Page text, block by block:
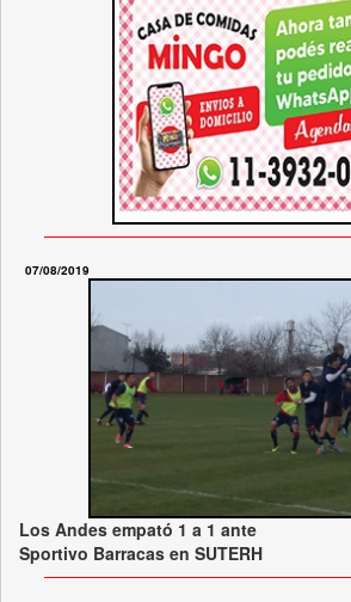
07/08/2019
Los Andes empató 1 a 1 ante
Sportivo Barracas en SUTERH